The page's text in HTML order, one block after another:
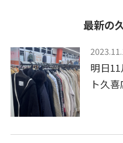
最新の
明日
ト久